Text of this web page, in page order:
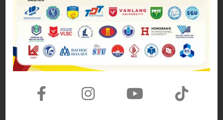
phim được kỳ vọng đưa MCU trở
lại thời kỳ đỉnh cao
04/08/2026
The Odyssey lập kỷ lục doanh
thu mở màn trong sự nghiệp
22/07/2026